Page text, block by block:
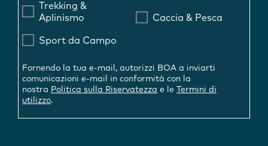
Trekking &
Aplinismo
Caccia & Pesca
Sport da Campo
Fornendo la tua e-mail, autorizzi BOA a inviarti
comunicazioni e-mail in conformità con la
nostra Politica sulla Riservatezza e le Termini di
utilizzo.